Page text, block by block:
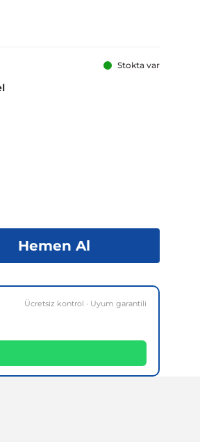
Stokta var
Hemen Al
Ücretsiz kontrol · Uyum garantili